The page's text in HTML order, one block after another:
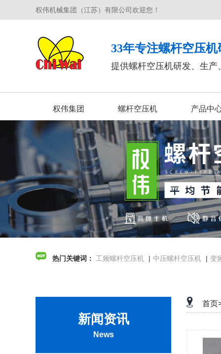
权伟机械集团（江苏）有限公司欢迎您！
33年专注螺杆空压
提供螺杆空压机研发、生产
权伟集团 螺杆空压机 产品中
热门关键词： 工频螺杆空压机 | 中压螺杆空压机 | 变
新闻资讯
News
首页